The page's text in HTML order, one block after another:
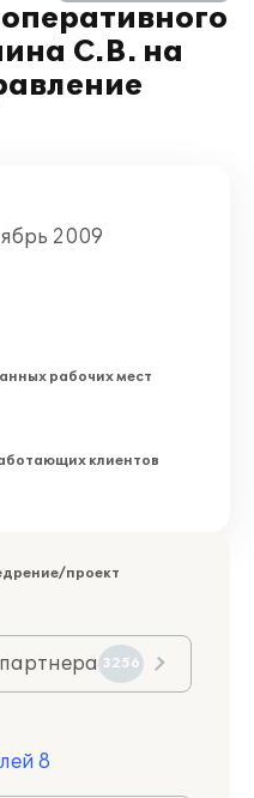
С.В. на
2009
рабочих мест
клиентов
проект
3256
8